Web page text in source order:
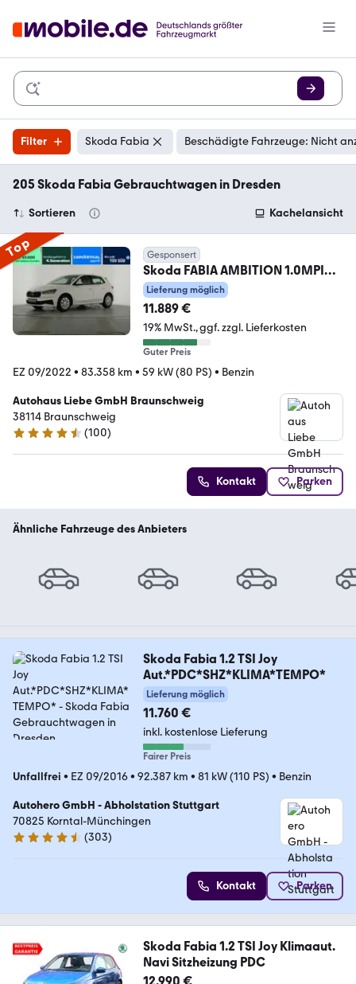
Filter Skoda Fabia Beschädigte Fahrzeuge: Nicht
205 Skoda Fabia Gebrauchtwagen in Dresden
Sortieren Kachelansicht
Top Gesponsert
Skoda FABIA AMBITION 1.0MPI
APPLE/ANDROID CARPLAY+LED
Lieferung möglich
11.889 €
19% MwSt. ggf. zzgl. Lieferkosten
Guter Preis
EZ 09/2022 • 83.358 km • 59 kW (80 PS) • Benzin
Autohaus Liebe GmbH Braunschweig
38114 Braunschweig
4.6 Sterne
(100)
Kontakt Parken
Ähnliche Fahrzeuge des Anbieters
Skoda Fabia 1.2 TSI Joy
Aut.*PDC*SHZ*KLIMA*TEMPO*
Lieferung möglich
11.760 €
inkl. kostenlose Lieferung
Fairer Preis
Unfallfrei • EZ 09/2016• 92.387 km • 81 kW (110 PS) • Benzin
Autohero GmbH - Abholstation Stuttgart
70825 Korntal-Münchingen
4.4 Sterne
(303)
Kontakt Parken
Skoda Fabia 1.2 TSI Joy Klimaaut.
Navi Sitzheizung PDC